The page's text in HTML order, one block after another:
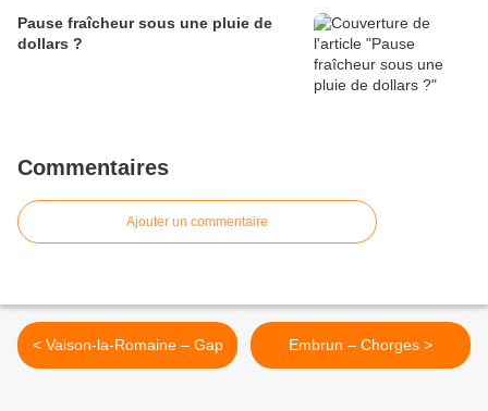
Pause fraîcheur sous une pluie de
dollars ?
Commentaires
Ajouter un commentaire
< Vaison-la-Romaine – Gap Embrun – Chorges >